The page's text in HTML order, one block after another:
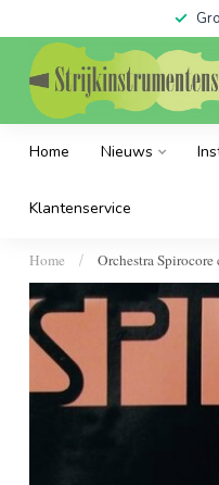
Home Nieuws
Klantenservice
Home / Orchestra Spirocore